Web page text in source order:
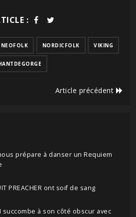
:
NEOFOLK NORDICFOLK VIKING
Article précédent
nous prépare à danser un Requiem
PREACHER ont soif de sang
succombe à son côté obscur avec